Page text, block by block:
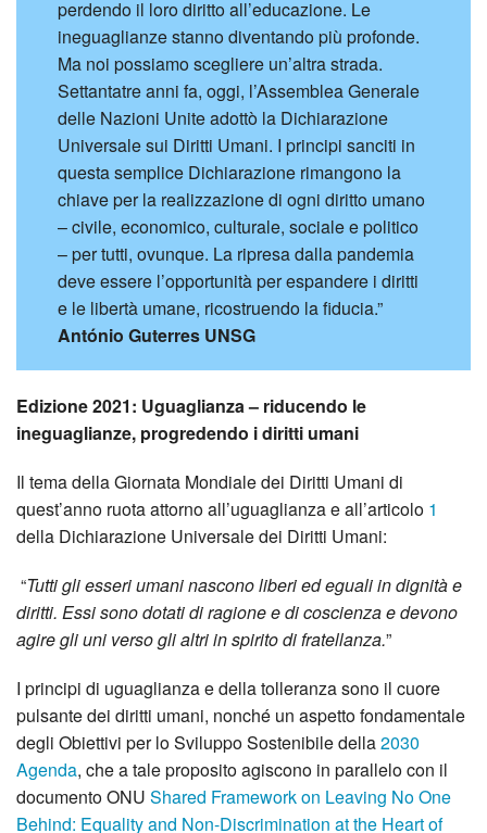
perdendo il loro diritto all’educazione. Le
ineguaglianze stanno diventando più profonde.
Ma noi possiamo scegliere un’altra strada.
Settantatre anni fa, oggi, l’Assemblea Generale
delle Nazioni Unite adottò la Dichiarazione
Universale sui Diritti Umani. I principi sanciti in
questa semplice Dichiarazione rimangono la
chiave per la realizzazione di ogni diritto umano
– civile, economico, culturale, sociale e politico
– per tutti, ovunque. La ripresa dalla pandemia
deve essere l’opportunità per espandere i diritti
e le libertà umane, ricostruendo la fiducia.”
António Guterres UNSG
Edizione 2021: Uguaglianza – riducendo le
ineguaglianze, progredendo i diritti umani
Il tema della Giornata Mondiale dei Diritti Umani di
quest’anno ruota attorno all’uguaglianza e all’articolo 1
della Dichiarazione Universale dei Diritti Umani:
“Tutti gli esseri umani nascono liberi ed eguali in dignità e
diritti. Essi sono dotati di ragione e di coscienza e devono
agire gli uni verso gli altri in spirito di fratellanza.”
I principi di uguaglianza e della tolleranza sono il cuore
pulsante dei diritti umani, nonché un aspetto fondamentale
degli Obiettivi per lo Sviluppo Sostenibile della2030
Agenda, che a tale proposito agiscono in parallelo con il
documento ONU Shared Framework on Leaving No One
Behind: Equality and Non-Discrimination at the Heart of